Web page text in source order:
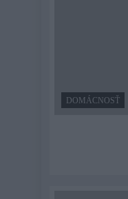
DOMÁCNOSŤ